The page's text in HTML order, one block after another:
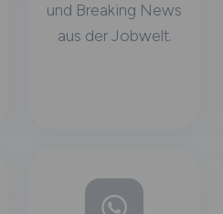
und Breaking News
aus der Jobwelt.